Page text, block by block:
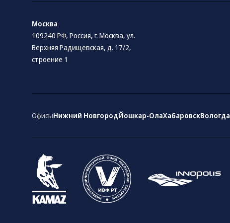
Москва
109240 РФ, Россия, г. Москва, ул.
Верхняя Радищевская, д. 17/2,
строение 1
ОфисыНижний НовгородЙошкар-ОлаХабаровскВологда